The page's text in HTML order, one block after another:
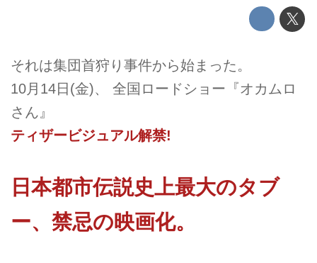
それは集団首狩り事件から始まった。
10月14日(金)、 全国ロードショー『オカムロ
さん』
ティザービジュアル解禁!
日本都市伝説史上最大のタブ
ー、禁忌の映画化。